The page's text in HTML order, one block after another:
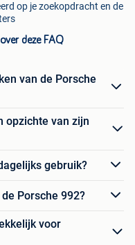
op je zoekopdracht en de
deze FAQ
van de Porsche
opzichte van zijn
gebruik?
Porsche 992?
voor